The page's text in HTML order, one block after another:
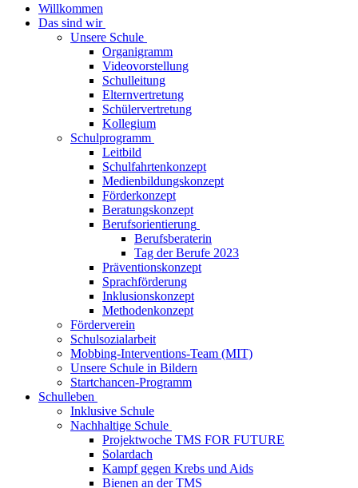
Willkommen
Das sind wir
Unsere Schule
Organigramm
Videovorstellung
Schulleitung
Elternvertretung
Schülervertretung
Kollegium
Schulprogramm
Leitbild
Schulfahrtenkonzept
Medienbildungskonzept
Förderkonzept
Beratungskonzept
Berufsorientierung
Berufsberaterin
Tag der Berufe 2023
Präventionskonzept
Sprachförderung
Inklusionskonzept
Methodenkonzept
Förderverein
Schulsozialarbeit
Mobbing-Interventions-Team (MIT)
Unsere Schule in Bildern
Startchancen-Programm
Schulleben
Inklusive Schule
Nachhaltige Schule
Projektwoche TMS FOR FUTURE
Solardach
Kampf gegen Krebs und Aids
Bienen an der TMS